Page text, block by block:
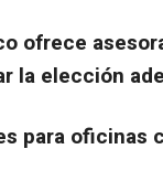
ofrece
la elección
para oficinas